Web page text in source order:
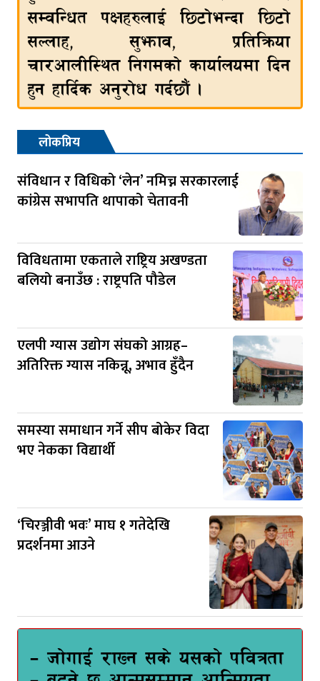
लोकप्रिय
संविधान र विधिको ‘लेन’ नमिच्न सरकारलाई
कांग्रेस सभापति थापाको चेतावनी
विविधतामा एकताले राष्ट्रिय अखण्डता
बलियो बनाउँछ : राष्ट्रपति पौडेल
एलपी ग्यास उद्योग संघको आग्रह–
अतिरिक्त ग्यास नकिन्नू, अभाव हुँदैन
समस्या समाधान गर्ने सीप बोकेर विदा
भए नेकका विद्यार्थी
‘चिरञ्जीवी भवः’ माघ १ गतेदेखि
प्रदर्शनमा आउने